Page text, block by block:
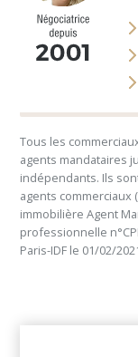
Tous les
agents mandataires
indépendants. Ils
agents commerciaux
immobilière Agent
professionnelle
Paris-IDF le 01/02/